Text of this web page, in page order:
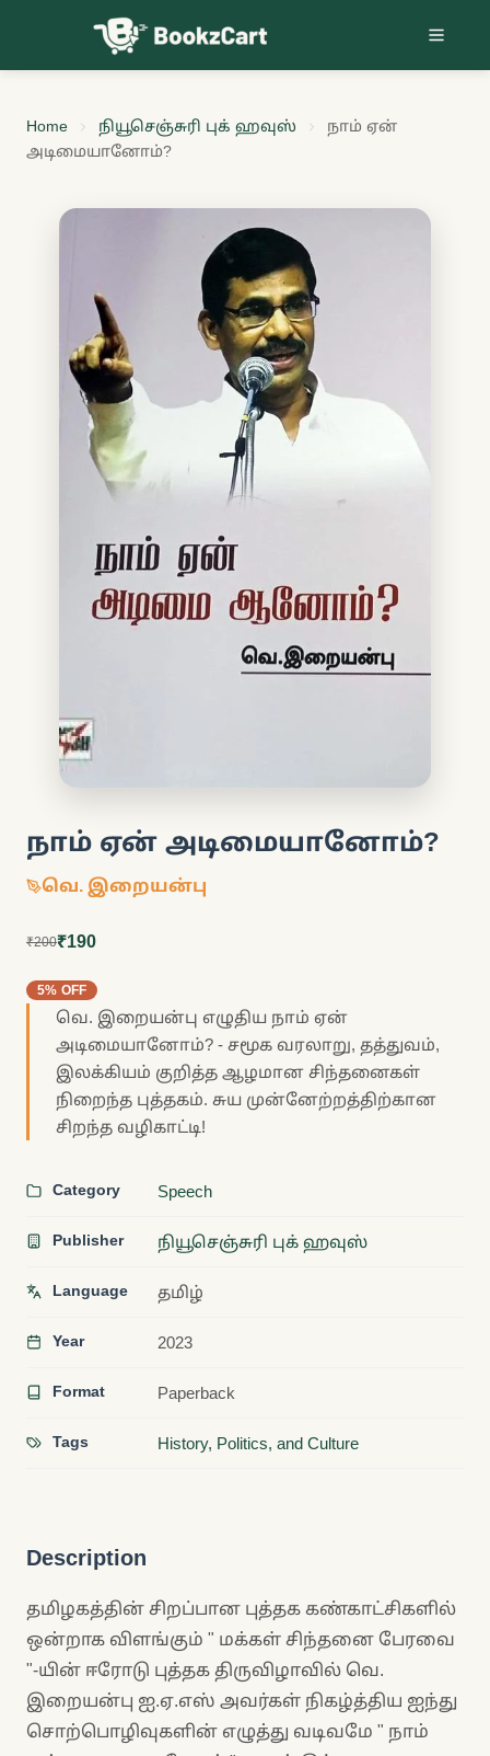
Skip to content
Home நியூசெஞ்சுரி புக் ஹவுஸ்
நாம் ஏன்
அடிமையானோம்?
நாம் ஏன் அடிமையானோம்?
வெ. இறையன்பு
₹200₹190
5% OFF
வெ. இறையன்பு எழுதிய நாம் ஏன்
அடிமையானோம்? - சமூக வரலாறு, தத்துவம்,
இலக்கியம் குறித்த ஆழமான சிந்தனைகள்
நிறைந்த புத்தகம். சுய முன்னேற்றத்திற்கான
சிறந்த வழிகாட்டி!
Category Speech
Publisher நியூசெஞ்சுரி புக் ஹவுஸ்
Language தமிழ்
Year 2023
Format Paperback
Tags History, Politics, and Culture
Description
தமிழகத்தின் சிறப்பான புத்தக கண்காட்சிகளில்
ஒன்றாக விளங்கும் " மக்கள் சிந்தனை பேரவை
"-யின் ஈரோடு புத்தக திருவிழாவில் வெ.
இறையன்பு ஐ.ஏ.எஸ் அவர்கள் நிகழ்த்திய ஐந்து
சொற்பொழிவுகளின் எழுத்து வடிவமே " நாம்